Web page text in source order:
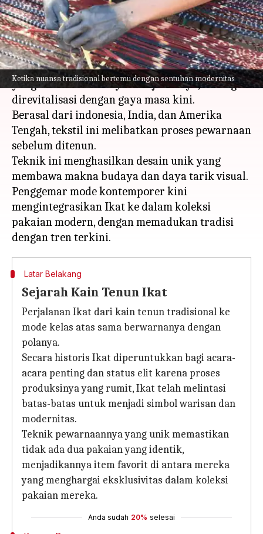
Ketika nuansa tradisional bertemu dengan sentuhan modernitas
menulis Handoko Apr 12, 2024 12:50 pm
Apa ceritanya
Kain tenun Ikat, yang terkenal karena polanya
yang rumit dan kekayaan sejarahnya, sedang
direvitalisasi dengan gaya masa kini.
Berasal dari indonesia, India, dan Amerika
Tengah, tekstil ini melibatkan proses pewarnaan
sebelum ditenun.
Teknik ini menghasilkan desain unik yang
membawa makna budaya dan daya tarik visual.
Penggemar mode kontemporer kini
mengintegrasikan Ikat ke dalam koleksi
pakaian modern, dengan memadukan tradisi
Latar Belakang
Sejarah Kain Tenun Ikat
Perjalanan Ikat dari kain tenun tradisional ke
mode kelas atas sama berwarnanya dengan
polanya.
Secara historis Ikat diperuntukkan bagi acara-
acara penting dan status elit karena proses
produksinya yang rumit, Ikat telah melintasi
batas-batas untuk menjadi simbol warisan dan
modernitas.
Teknik pewarnaannya yang unik memastikan
tidak ada dua pakaian yang identik,
menjadikannya item favorit di antara mereka
yang menghargai eksklusivitas dalam koleksi
pakaian mereka.
Anda sudah 20% selesai